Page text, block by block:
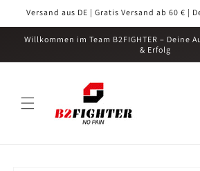
zum
Inhalt
Versand aus DE | Gratis Versand ab 60 € |
Willkommen im Team B2FIGHTER – Deine
& Erfolg